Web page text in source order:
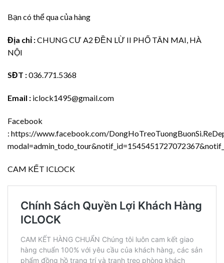
Bạn có thể qua của hàng
Địa chỉ :CHUNG CƯ A2 ĐỀN LỪ II PHỐ TÂN MAI, HÀ
NỘI
SĐT :036.771.5368
Email : iclock1495@gmail.com
Facebook
: https://www.facebook.com/
CAM KẾT ICLOCK